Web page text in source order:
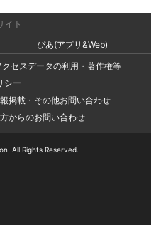
イト
ぴあ(アプリ&Web)
クセスデータの利用・著作権等
シー
掲載・その他お問い合わせ
からのお問い合わせ
All Rights Reserved.